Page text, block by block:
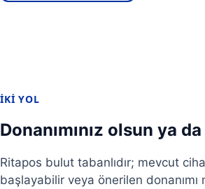
İKI YOL
Donanımınız olsun ya
Ritapos bulut tabanlıdır; mevcut
başlayabilir veya önerilen donanımı